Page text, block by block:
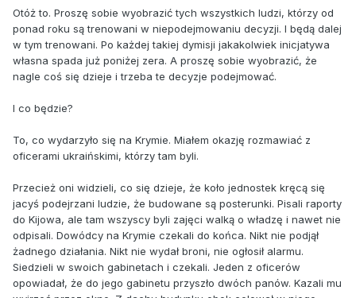
Otóż to. Proszę sobie wyobrazić tych wszystkich ludzi, którzy od
ponad roku są trenowani w niepodejmowaniu decyzji. I będą dalej
w tym trenowani. Po każdej takiej dymisji jakakolwiek inicjatywa
własna spada już poniżej zera. A proszę sobie wyobrazić, że
nagle coś się dzieje i trzeba te decyzje podejmować.
I co będzie?
To, co wydarzyło się na Krymie. Miałem okazję rozmawiać z
oficerami ukraińskimi, którzy tam byli.
Przecież oni widzieli, co się dzieje, że koło jednostek kręcą się
jacyś podejrzani ludzie, że budowane są posterunki. Pisali raporty
do Kijowa, ale tam wszyscy byli zajęci walką o władzę i nawet nie
odpisali. Dowódcy na Krymie czekali do końca. Nikt nie podjął
żadnego działania. Nikt nie wydał broni, nie ogłosił alarmu.
Siedzieli w swoich gabinetach i czekali. Jeden z oficerów
opowiadał, że do jego gabinetu przyszło dwóch panów. Kazali mu